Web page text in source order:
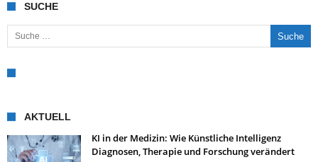
SUCHE
Suche nach:
AKTUELL
KI in der Medizin: Wie Künstliche Intelligenz
Diagnosen, Therapie und Forschung verändert